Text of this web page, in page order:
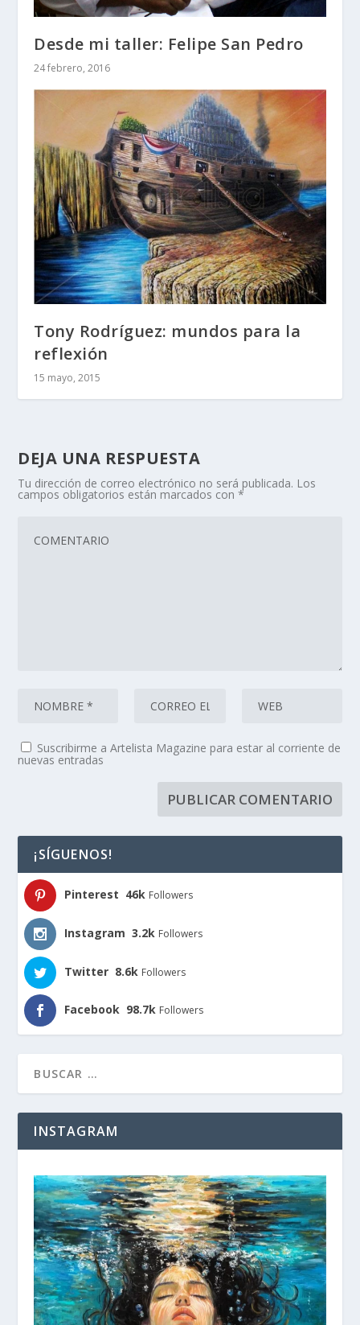
Desde mi taller: Felipe San Pedro
24 febrero, 2016
Tony Rodríguez: mundos para la
reflexión
15 mayo, 2015
DEJA UNA RESPUESTA
Tu dirección de correo electrónico no será publicada. Los
campos obligatorios están marcados con*
Suscribirme a Artelista Magazine para estar al corriente de
nuevas entradas
¡SÍGUENOS!
Pinterest 46k Followers
Instagram 3.2k Followers
Twitter 8.6k Followers
Facebook 98.7k Followers
INSTAGRAM